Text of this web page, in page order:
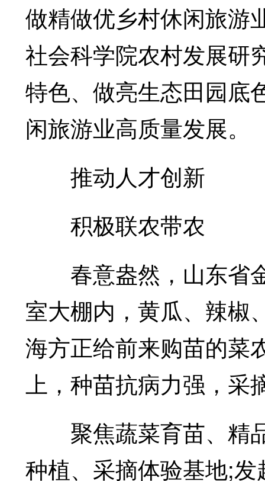
做精做优乡村休闲旅游
社会科学院农村发展研
特色、做亮生态田园底
闲旅游业高质量发展。
推动人才创新
积极联农带农
春意盎然，山东省
室大棚内，黄瓜、辣椒
海方正给前来购苗的菜
上，种苗抗病力强，采
聚焦蔬菜育苗、精
种植、采摘体验基地;